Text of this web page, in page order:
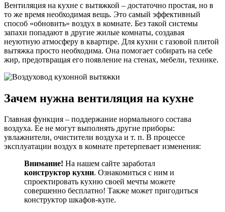
Вентиляция на кухне с вытяжкой – достаточно простая, но в
то же время необходимая вещь. Это самый эффективный
способ «обновить» воздух в комнате. Без такой системы
запахи попадают в другие жилые комнаты, создавая
неуютную атмосферу в квартире. Для кухни с газовой плитой
вытяжка просто необходима. Она помогает собирать на себе
жир, предотвращая его появление на стенах, мебели, технике.
Зачем нужна вентиляция на кухне
Главная функция – поддержание нормального состава
воздуха. Ее не могут выполнять другие приборы:
увлажнители, очистители воздуха и т. п. В процессе
эксплуатации воздух в комнате претерпевает изменения:
Внимание! На нашем сайте заработал
конструктор кухни. Ознакомиться с ним и
спроектировать кухню своей мечты можете
совершенно бесплатно! Также может пригодиться
конструктор шкафов-купе.